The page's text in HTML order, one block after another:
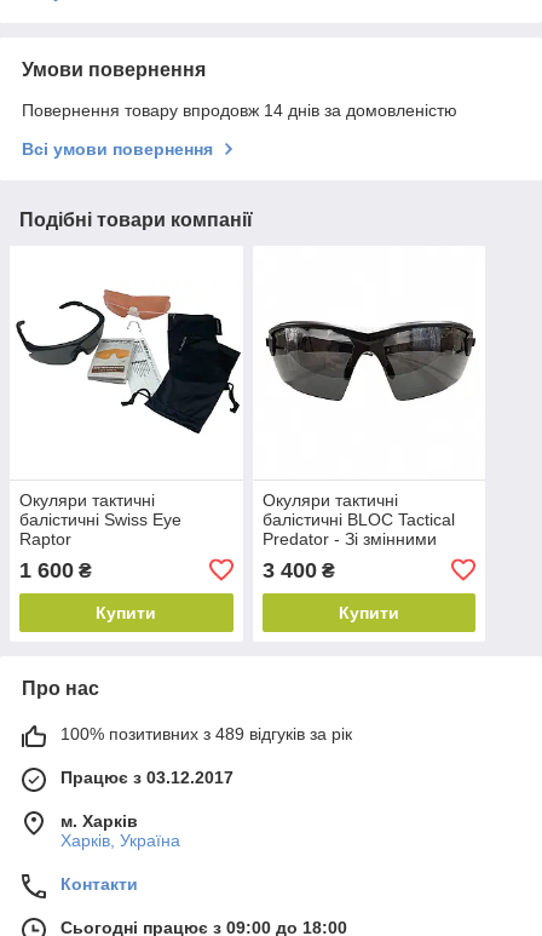
Умови повернення
Повернення товару впродовж 14 днів за домовленістю
Всі умови повернення
Подібні товари компанії
Окуляри тактичні
балістичні Swiss Eye
Raptor
1 600 ₴
Купити
Окуляри тактичні
балістичні BLOC Tactical
Predator - Зі змінними
3 400₴
Купити
Про нас
100% позитивних з 489 відгуків за рік
Працює з 03.12.2017
м. Харків
Харків, Україна
Контакти
Сьогодні працює з 09:00 до 18:00